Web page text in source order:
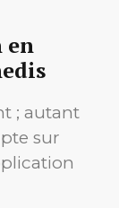
en
; autant
sur